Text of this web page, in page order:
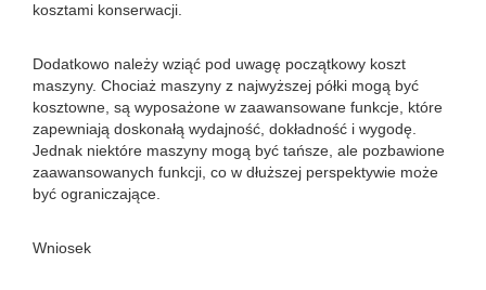
kosztami konserwacji.
Dodatkowo należy wziąć pod uwagę początkowy koszt
maszyny. Chociaż maszyny z najwyższej półki mogą być
kosztowne, są wyposażone w zaawansowane funkcje, które
zapewniają doskonałą wydajność, dokładność i wygodę.
Jednak niektóre maszyny mogą być tańsze, ale pozbawione
zaawansowanych funkcji, co w dłuższej perspektywie może
być ograniczające.
Wniosek